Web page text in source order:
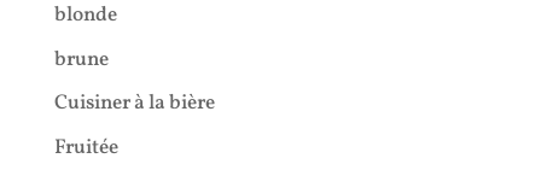
blonde
brune
Cuisiner à la bière
Fruitée